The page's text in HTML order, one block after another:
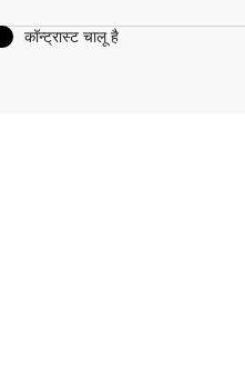
कॉन्ट्रास्ट चालू है